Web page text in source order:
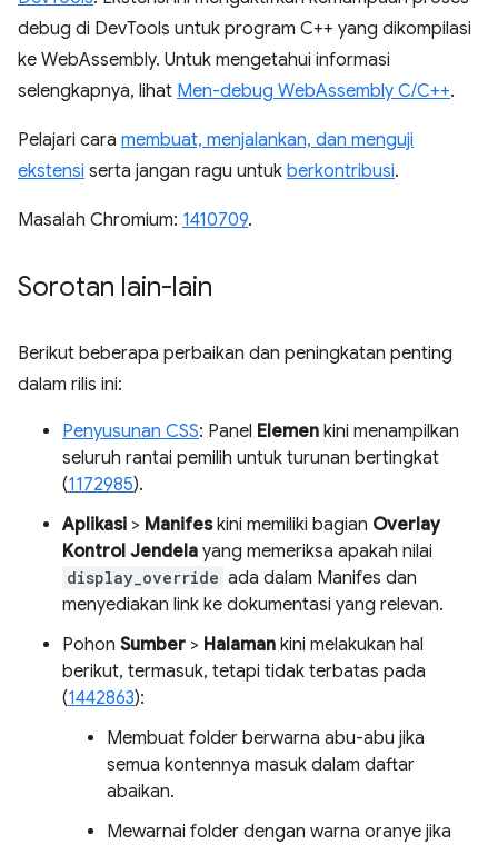
debug di DevTools untuk program C++ yang dikompilasi
ke WebAssembly. Untuk mengetahui informasi
selengkapnya, lihat Men-debug WebAssembly C/C++.
Pelajari cara membuat, menjalankan, dan menguji
ekstensi serta jangan ragu untuk berkontribusi.
Masalah Chromium: 1410709.
Sorotan lain-lain
Berikut beberapa perbaikan dan peningkatan penting
dalam rilis ini:
Penyusunan CSS: Panel Elemen kini menampilkan
seluruh rantai pemilih untuk turunan bertingkat
(1172985).
Aplikasi > Manifeskini memiliki bagian Overlay
Kontrol Jendela yang memeriksa apakah nilai
display_override ada dalam Manifes dan
menyediakan link ke dokumentasi yang relevan.
Pohon Sumber > Halaman kini melakukan hal
berikut, termasuk, tetapi tidak terbatas pada
(1442863):
Membuat folder berwarna abu-abu jika
semua kontennya masuk dalam daftar
abaikan.
Mewarnai folder dengan warna oranye jika